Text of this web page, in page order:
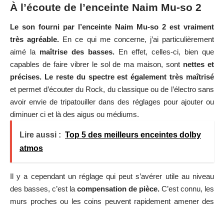
À l’écoute de l’enceinte Naim Mu-so 2
Le son fourni par l’enceinte Naim Mu-so 2 est vraiment
très agréable. En ce qui me concerne, j’ai particulièrement
aimé la maîtrise des basses. En effet, celles-ci, bien que
capables de faire vibrer le sol de ma maison, sont nettes et
précises. Le reste du spectre est également très maîtrisé
et permet d’écouter du Rock, du classique ou de l’électro sans
avoir envie de tripatouiller dans des réglages pour ajouter ou
diminuer ci et là des aigus ou médiums.
Lire aussi : Top 5 des meilleurs enceintes dolby
atmos
Il y a cependant un réglage qui peut s’avérer utile au niveau
des basses, c’est la compensation de pièce. C’est connu, les
murs proches ou les coins peuvent rapidement amener des